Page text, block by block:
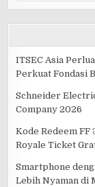
ITSEC Asia
Perkuat Fondasi
Schneider
Company 2026
Kode Redeem
Royale Ticket
Smartphone
Lebih Nyaman di